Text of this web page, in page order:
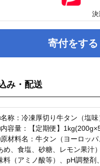
寄付をする
み・配送
称：冷凍厚切り牛タン（塩味
容量：【定期便】
材料名：牛タン（ヨーロッ
め、食塩、砂糖、レモン果汁
料（アミノ酸等）、pH調整剤
決